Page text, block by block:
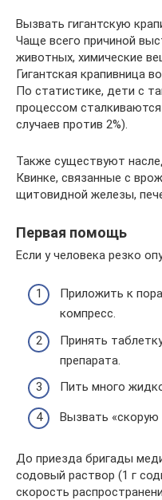
Вызвать гигантскую
Чаще всего причиной
животных, химические
Гигантская крапивница
По статистике, дети с
процессом
случаев против 2%).
Также существуют
Квинке, связанные с
щитовидной железы,
Первая помощь
Если у человека резко
Приложить к
компресс.
Принять
препарата.
Пить много
Вызвать
До приезда бригады
содовый раствор (1 г
скорость